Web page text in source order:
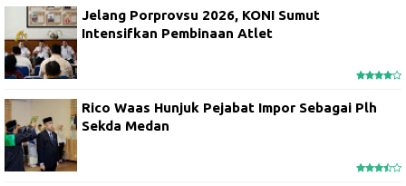
Jelang Porprovsu 2026, KONI Sumut
Intensifkan Pembinaan Atlet
Rico Waas Hunjuk Pejabat Impor Sebagai Plh
Sekda Medan